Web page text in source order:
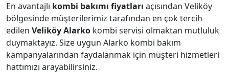
En avantajlı kombi bakımı fiyatları açısından Veliköy
bölgesinde müşterilerimiz tarafından en çok tercih
edilen Veliköy Alarko kombi servisi olmaktan mutluluk
duymaktayız. Size uygun Alarko kombi bakım
kampanyalarından faydalanmak için müşteri hizmetleri
hattımızı arayabilirsiniz.